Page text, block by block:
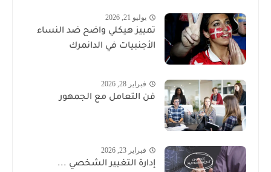
يوليو 21, 2026
تمييز هيكلي واضح ضد النساء
الأجنبيات في الدانمرك
فبراير 28, 2026
فن التعامل مع الجمهور
فبراير 23, 2026
إدارة التغيير الشخصي ...